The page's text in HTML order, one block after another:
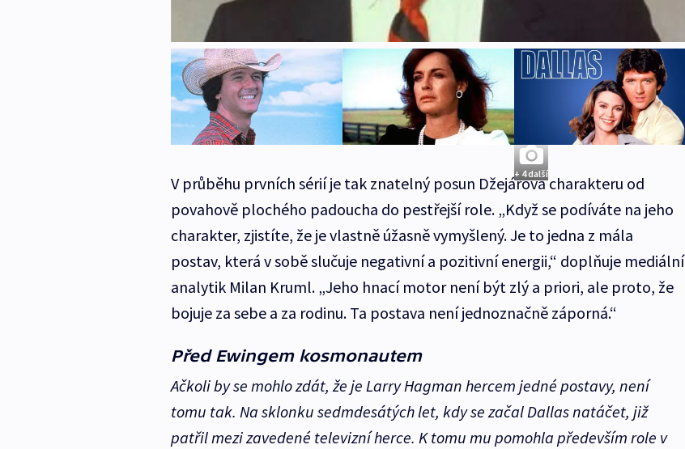
+ 4 další
V průběhu prvních sérií je tak znatelný posun Džejárova charakteru od
povahově plochého padoucha do pestřejší role. „Když se podíváte na jeho
charakter, zjistíte, že je vlastně úžasně vymyšlený. Je to jedna z mála
postav, která v sobě slučuje negativní a pozitivní energii,“ doplňuje mediální
analytik Milan Kruml. „Jeho hnací motor není být zlý a priori, ale proto, že
bojuje za sebe a za rodinu. Ta postava není jednoznačně záporná.“
Před Ewingem kosmonautem
Ačkoli by se mohlo zdát, že je Larry Hagman hercem jedné postavy, není
tomu tak. Na sklonku sedmdesátých let, kdy se začal Dallas natáčet, již
patřil mezi zavedené televizní herce. K tomu mu pomohla především role v